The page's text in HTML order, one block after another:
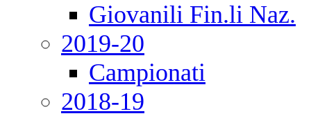
Giovanili Fin.li Naz.
2019-20
Campionati
2018-19